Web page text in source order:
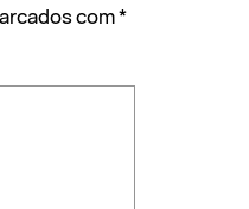
com*